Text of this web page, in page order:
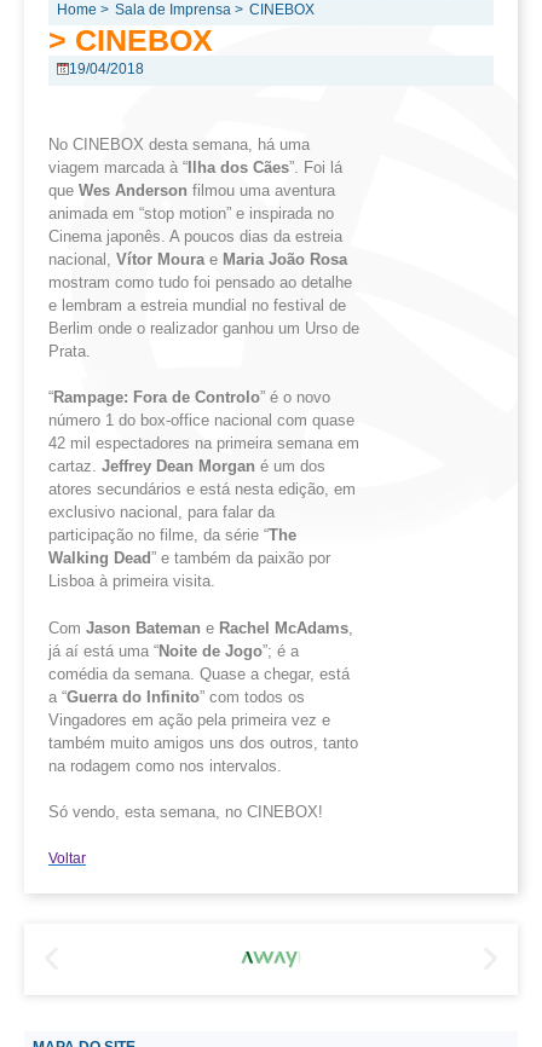
Home > Sala de Imprensa > CINEBOX
> CINEBOX
19/04/2018
No CINEBOX desta semana, há uma
viagem marcada à “Ilha dos Cães”. Foi lá
que Wes Anderson filmou uma aventura
animada em “stop motion” e inspirada no
Cinema japonês. A poucos dias da estreia
nacional, Vítor Moura e Maria João Rosa
mostram como tudo foi pensado ao detalhe
e lembram a estreia mundial no festival de
Berlim onde o realizador ganhou um Urso de
Prata.
“Rampage: Fora de Controlo” é o novo
número 1 do box-office nacional com quase
42 mil espectadores na primeira semana em
cartaz. Jeffrey Dean Morgan é um dos
atores secundários e está nesta edição, em
exclusivo nacional, para falar da
participação no filme, da série “The
Walking Dead” e também da paixão por
Lisboa à primeira visita.
Com Jason Bateman e Rachel McAdams
já aí está uma “Noite de Jogo”; é a
comédia da semana. Quase a chegar, está
a “Guerra do Infinito” com todos os
Vingadores em ação pela primeira vez e
também muito amigos uns dos outros, tanto
na rodagem como nos intervalos.
Só vendo, esta semana, no CINEBOX!
Voltar